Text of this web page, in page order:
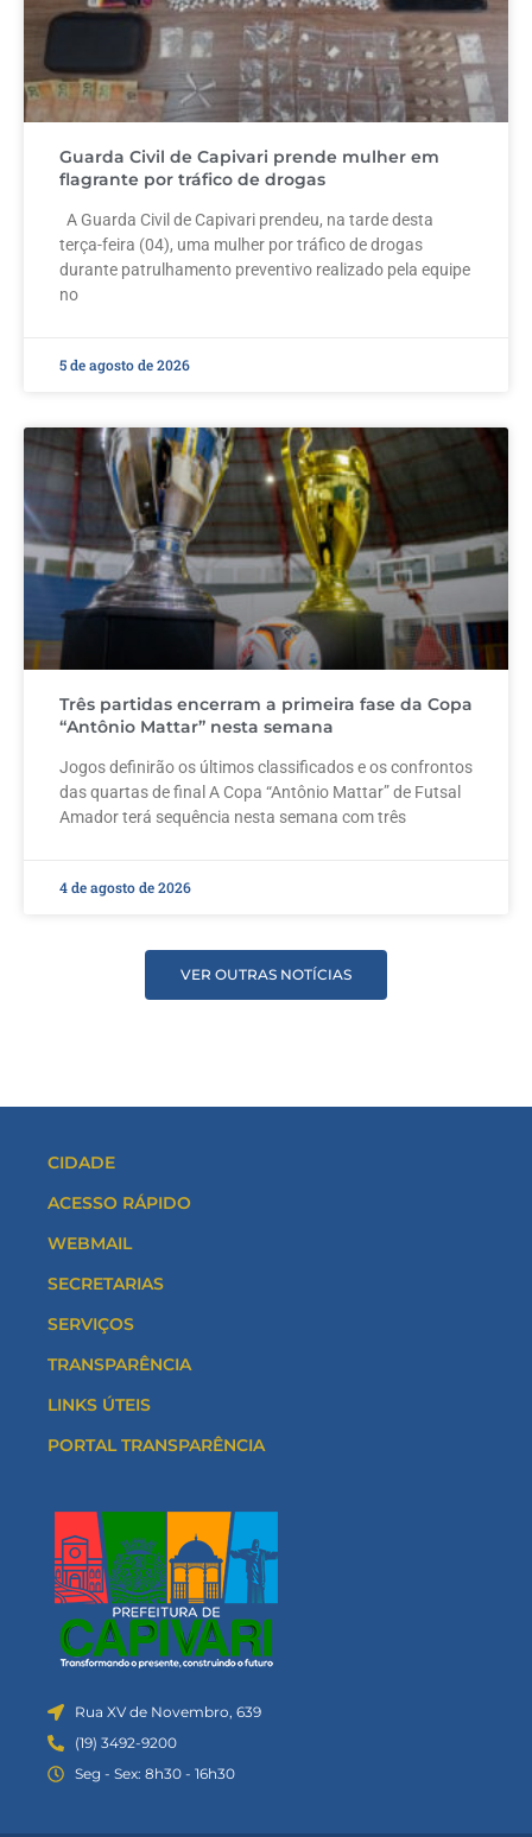
Guarda Civil de Capivari prende mulher em
flagrante por tráfico de drogas
A Guarda Civil de Capivari prendeu, na tarde desta
terça-feira (04), uma mulher por tráfico de drogas
durante patrulhamento preventivo realizado pela equipe
no
5 de agosto de 2026
Três partidas encerram a primeira fase da Copa
“Antônio Mattar” nesta semana
Jogos definirão os últimos classificados e os confrontos
das quartas de final A Copa “Antônio Mattar” de Futsal
Amador terá sequência nesta semana com três
4 de agosto de 2026
VER OUTRAS NOTÍCIAS
CIDADE
ACESSO RÁPIDO
WEBMAIL
SECRETARIAS
SERVIÇOS
TRANSPARÊNCIA
LINKS ÚTEIS
PORTAL TRANSPARÊNCIA
Rua XV de Novembro, 639
(19) 3492-9200
Seg - Sex: 8h30 - 16h30